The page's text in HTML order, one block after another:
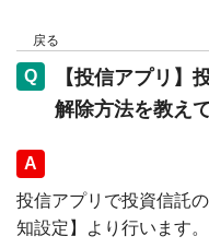
戻る
【投信アプリ】
解除方法を教え
回答
投信アプリで投資信託
知設定】より行います。